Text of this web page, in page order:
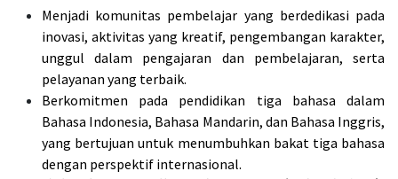
Menjadi komunitas pembelajar yang berdedikasi pada
inovasi, aktivitas yang kreatif, pengembangan karakter,
unggul dalam pengajaran dan pembelajaran, serta
pelayanan yang terbaik.
Berkomitmen pada pendidikan tiga bahasa dalam
Bahasa Indonesia, Bahasa Mandarin, dan Bahasa Inggris,
yang bertujuan untuk menumbuhkan bakat tiga bahasa
dengan perspektif internasional.